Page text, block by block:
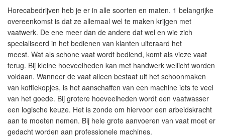
Horecabedrijven heb je er in alle soorten en maten. 1 belangrijke
overeenkomst is dat ze allemaal wel te maken krijgen met
vaatwerk. De ene meer dan de andere dat wel en wie zich
specialiseerd in het bedienen van klanten uiteraard het
meest. Wat als schone vaat wordt bediend, komt als vieze vaat
terug. Bij kleine hoeveelheden kan met handwerk wellicht worden
voldaan. Wanneer de vaat alleen bestaat uit het schoonmaken
van koffiekopjes, is het aanschaffen van een machine iets te veel
van het goede. Bij grotere hoeveelheden wordt een vaatwasser
een logische keuze. Het is zonde om hiervoor een arbeidskracht
aan te moeten nemen. Bij hele grote aanvoeren van vaat moet er
gedacht worden aan professionele machines.